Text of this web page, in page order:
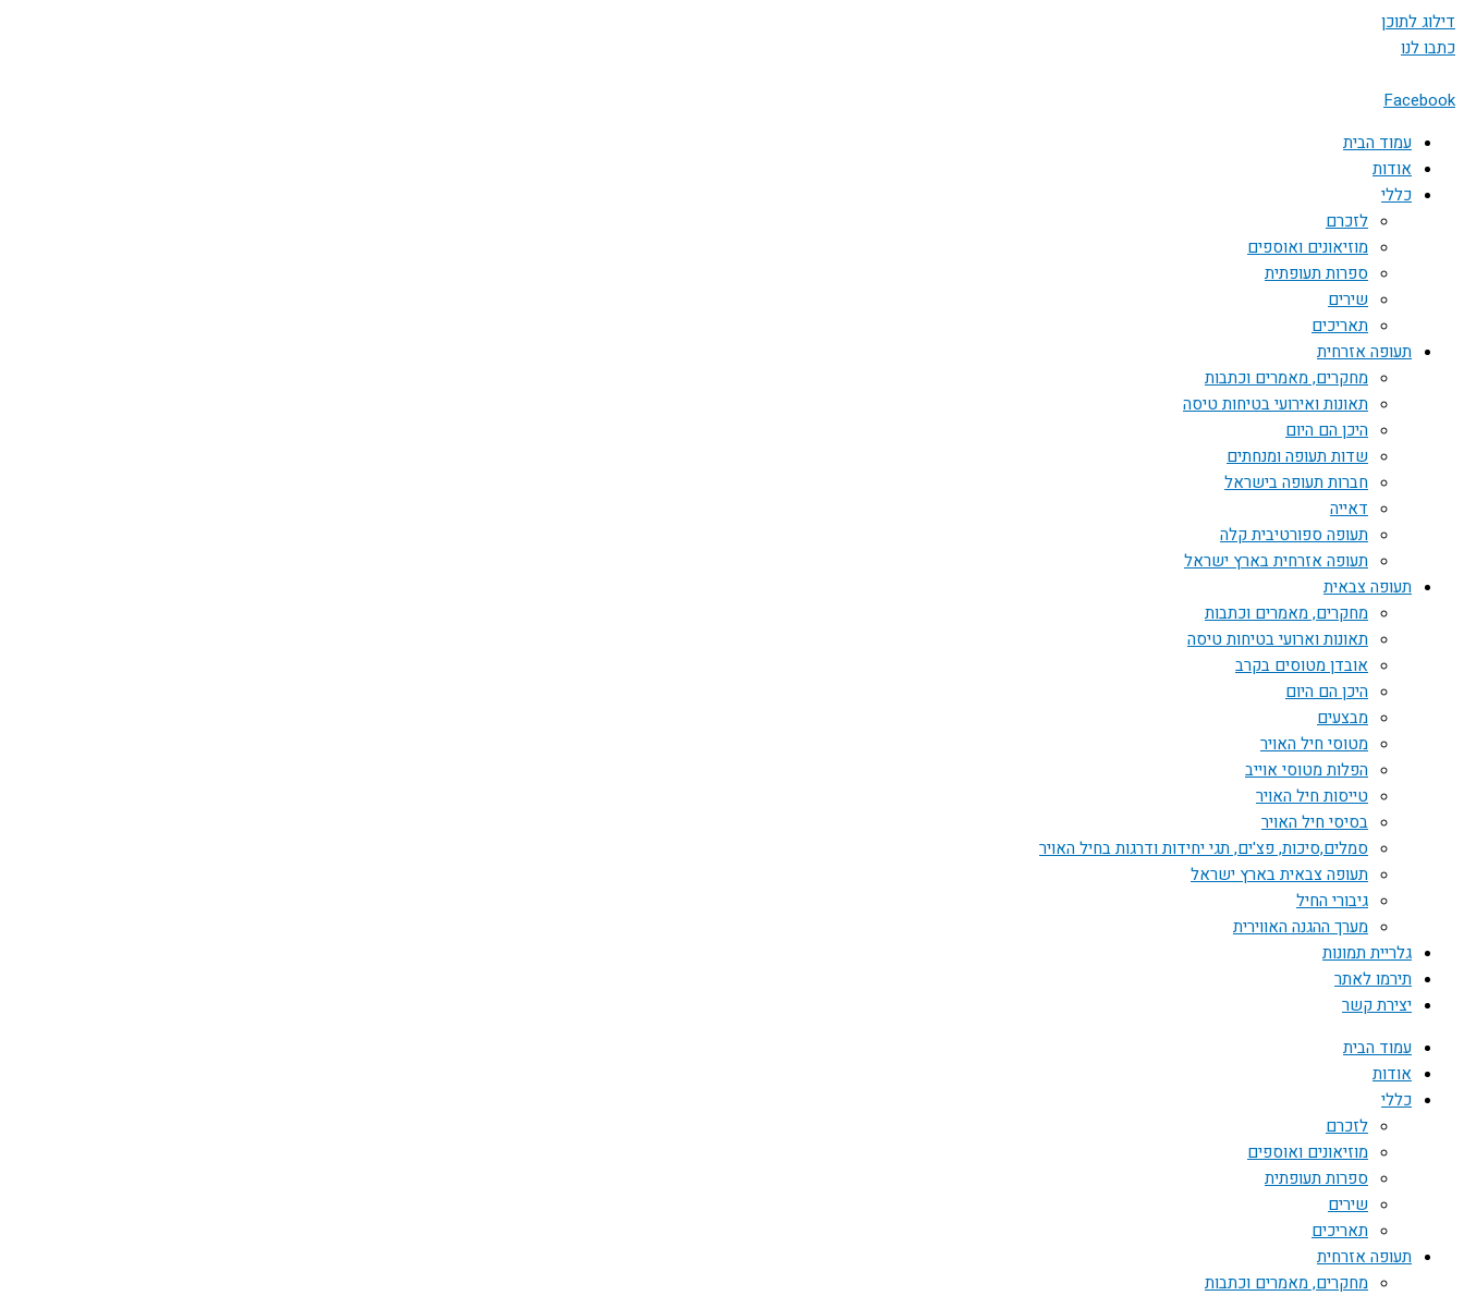
דילוג לתוכן
כתבו לנו
Facebook
עמוד הבית
אודות
כללי
לזכרם
מוזיאונים ואוספים
ספרות תעופתית
שירים
תאריכים
תעופה אזרחית
מחקרים, מאמרים וכתבות
תאונות ואירועי בטיחות טיסה
היכן הם היום
שדות תעופה ומנחתים
חברות תעופה בישראל
דאייה
תעופה ספורטיבית קלה
תעופה אזרחית בארץ ישראל
תעופה צבאית
מחקרים, מאמרים וכתבות
תאונות וארועי בטיחות טיסה
אובדן מטוסים בקרב
היכן הם היום
מבצעים
מטוסי חיל האויר
הפלות מטוסי אוייב
טייסות חיל האויר
בסיסי חיל האויר
סמלים,סיכות, פצ'ים, תגי יחידות ודרגות בחיל האויר
תעופה צבאית בארץ ישראל
גיבורי החיל
מערך ההגנה האווירית
גלריית תמונות
תירמו לאתר
יצירת קשר
עמוד הבית
אודות
כללי
לזכרם
מוזיאונים ואוספים
ספרות תעופתית
שירים
תאריכים
תעופה אזרחית
מחקרים, מאמרים וכתבות